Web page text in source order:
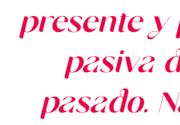
presente y
pasiva
pasado.